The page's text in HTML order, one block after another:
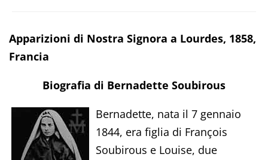
Apparizioni di Nostra Signora a Lourdes, 1858,
Francia
Biografia di Bernadette Soubirous
Bernadette, nata il 7 gennaio
1844, era figlia di François
Soubirous e Louise, due